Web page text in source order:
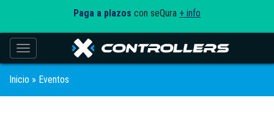
Paga a plazos con seQura + info
Toggle navigation
Inicio » Eventos